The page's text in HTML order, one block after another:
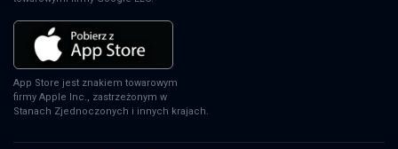
App Store jest znakiem towarowym
firmy Apple Inc., zastrzeżonym w
Stanach Zjednoczonych i innych krajach.